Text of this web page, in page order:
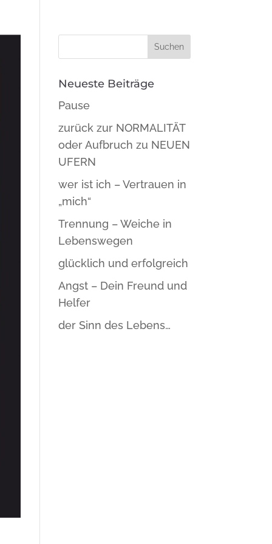
Neueste Beiträge
Pause
zurück zur NORMALITÄT
oder Aufbruch zu NEUEN
UFERN
wer ist ich – Vertrauen in
„mich“
Trennung – Weiche in
Lebenswegen
glücklich und erfolgreich
Angst – Dein Freund und
Helfer
der Sinn des Lebens…